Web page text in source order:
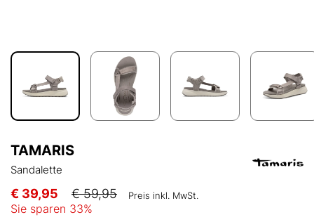
TAMARIS
Sandalette
€ 39,95 € 59,95 Preis inkl. MwSt.
Sie sparen 33%